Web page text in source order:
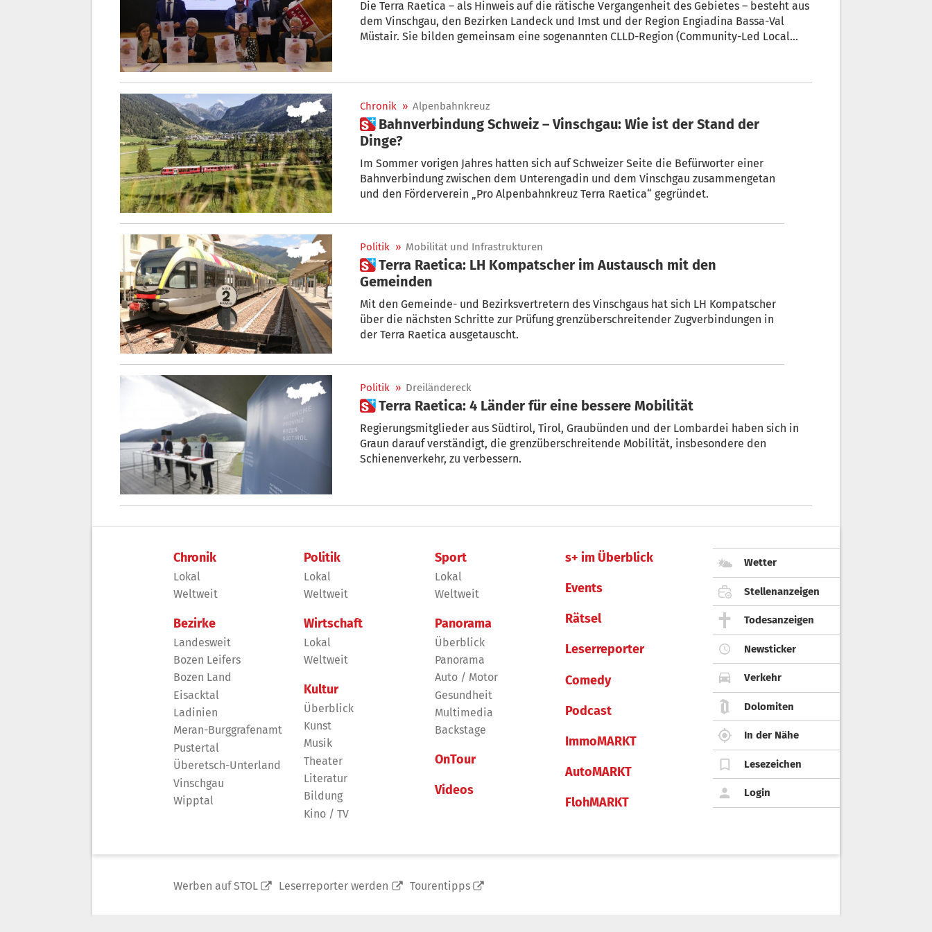
Die Terra Raetica – als Hinweis auf die rätische Vergangenheit des Gebietes – besteht aus
dem Vinschgau, den Bezirken Landeck und Imst und der Region Engiadina Bassa-Val
Müstair. Sie bilden gemeinsam eine sogenannten CLLD-Region (Community-Led Local
umgesetzt werden.
Chronik » Alpenbahnkreuz
 Bahnverbindung Schweiz – Vinschgau: Wie ist der Stand der
Dinge?
Im Sommer vorigen Jahres hatten sich auf Schweizer Seite die Befürworter einer
Bahnverbindung zwischen dem Unterengadin und dem Vinschgau zusammengetan
und den Förderverein „Pro Alpenbahnkreuz Terra Raetica“ gegründet.
Politik » Mobilität und Infrastrukturen
 Terra Raetica: LH Kompatscher im Austausch mit den
Gemeinden
Mit den Gemeinde- und Bezirksvertretern des Vinschgaus hat sich LH Kompatscher
über die nächsten Schritte zur Prüfung grenzüberschreitender Zugverbindungen in
der Terra Raetica ausgetauscht.
Politik » Dreiländereck
 Terra Raetica: 4 Länder für eine bessere Mobilität
Regierungsmitglieder aus Südtirol, Tirol, Graubünden und der Lombardei haben sich in
Graun darauf verständigt, die grenzüberschreitende Mobilität, insbesondere den
Schienenverkehr, zu verbessern.
Chronik
Lokal
Weltweit
Bezirke
Landesweit
Bozen Leifers
Bozen Land
Eisacktal
Ladinien
Meran-Burggrafenamt
Pustertal
Überetsch-Unterland
Vinschgau
Wipptal
Politik
Lokal
Weltweit
Wirtschaft
Lokal
Weltweit
Kultur
Überblick
Kunst
Musik
Theater
Literatur
Bildung
Kino / TV
Sport
Lokal
Weltweit
Panorama
Überblick
Panorama
Auto / Motor
Gesundheit
Multimedia
Backstage
OnTour
Videos
s+ im Überblick
Events
Rätsel
Leserreporter
Comedy
Podcast
ImmoMARKT
AutoMARKT
FlohMARKT
Wetter
Stellenanzeigen
Todesanzeigen
Newsticker
Verkehr
Dolomiten
In der Nähe
Lesezeichen
Login
Werben auf STOL Leserreporter werden Tourentipps